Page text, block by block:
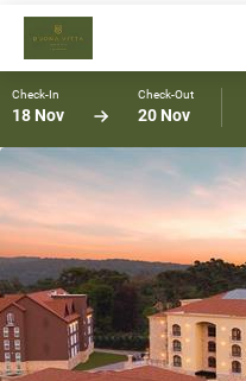
Check-In
18 Nov
Check-Out
20 Nov